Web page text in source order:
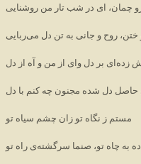
چمان، ای در شب تار من روشنایی
روح و جانی به تن دل می‌ربایی
بر دل وای از من و آه از دل
دل شده مجنون چه كنم با دل
مستم ز نگاه تو زان چشم سیاه تو
به چاه تو، صنما سرگشته‌ی راه تو